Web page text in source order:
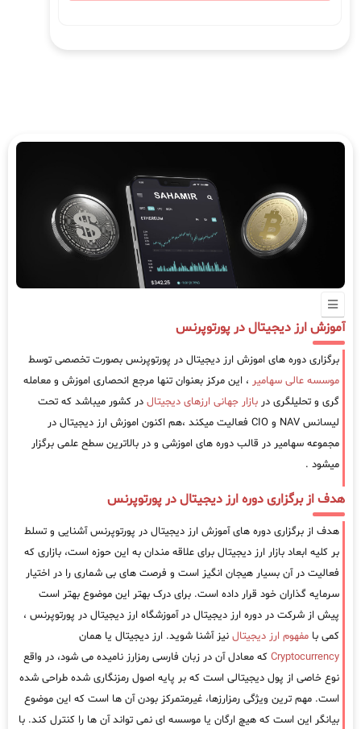
آموزش ارز دیجیتال در پورتوپرنس
برگزاری دوره های اموزش ارز دیجیتال در پورتوپرنس بصورت تخصصی توسط
موسسه عالی سهامیر ، این مرکز بعنوان تنها مرجع انحصاری اموزش و معامله
گری و تحلیلگری در بازار جهانی ارزهای دیجیتال در کشور میباشد که تحت
لیسانس NAV و CIO فعالیت میکند ،هم اکنون اموزش ارز دیجیتال در
مجموعه سهامیر در قالب دوره های اموزشی و در بالاترین سطح علمی برگزار
میشود .
هدف از برگزاری دوره ارز دیجیتال در پورتوپرنس
هدف از برگزاری دوره های آموزش ارز دیجیتال در پورتوپرنس آشنایی و تسلط
بر کلیه ابعاد بازار ارز دیجیتال برای علاقه مندان به این حوزه است، بازاری که
فعالیت در آن بسیار هیجان انگیز است و فرصت های بی شماری را در اختیار
سرمایه گذاران خود قرار داده است. برای درک بهتر این موضوع بهتر است
پیش از شرکت در دوره ارز دیجیتال در آموزشگاه ارز دیجیتال در پورتوپرنس ،
کمی با مفهوم ارز دیجیتال نیز آشنا شوید. ارز دیجیتال یا همان
Cryptocurrency که معادل آن در زبان فارسی رمزارز نامیده می شود، در واقع
نوع خاصی از پول دیجیتالی است که بر پایه اصول رمزنگاری شده طراحی شده
است. مهم ترین ویژگی رمزارزها، غیرمتمرکز بودن آن ها است که این موضوع
بیانگر این است که هیچ ارگان یا موسسه ای نمی تواند آن ها را کنترل کند. با